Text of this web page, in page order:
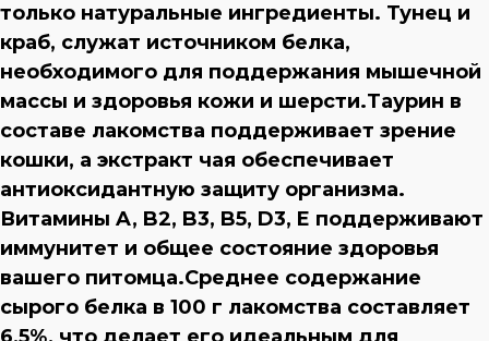
только натуральные ингредиенты. Тунец и
краб, служат источником белка,
необходимого для поддержания мышечной
массы и здоровья кожи и шерсти.Таурин в
составе лакомства поддерживает зрение
кошки, а экстракт чая обеспечивает
антиоксидантную защиту организма.
Витамины A, B2, B3, B5, D3, E поддерживают
иммунитет и общее состояние здоровья
вашего питомца.Среднее содержание
сырого белка в 100 г лакомства составляет